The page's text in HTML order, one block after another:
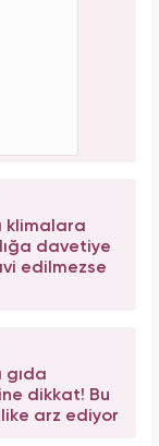
klimalara
davetiye
edilmezse
gıda
dikkat! Bu
arz ediyor